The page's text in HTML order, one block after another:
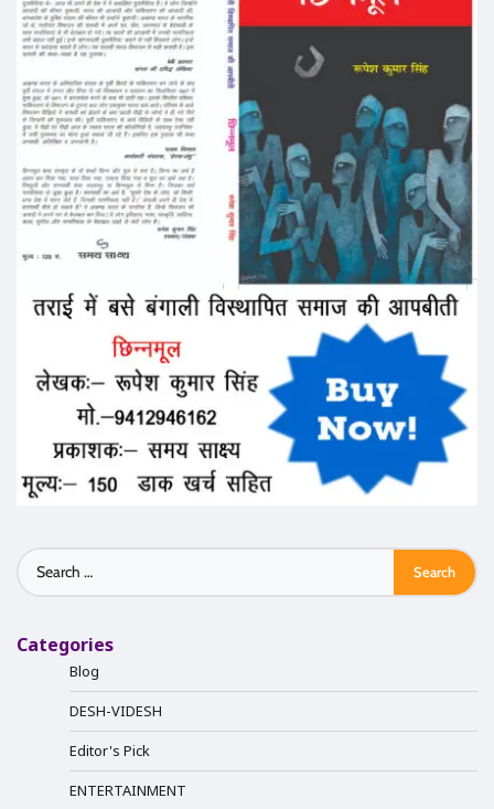
Search
for:
Categories
Blog
DESH-VIDESH
Editor's Pick
ENTERTAINMENT